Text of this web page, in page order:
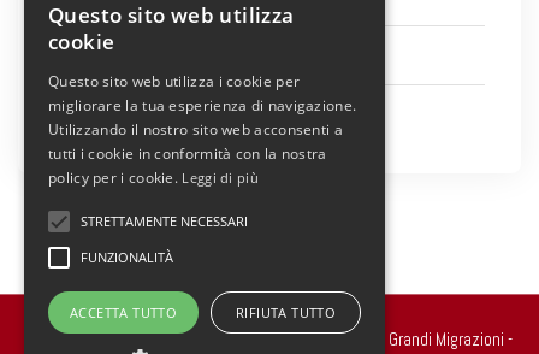
Agosto 2022
Luglio 2022
Copyright 2022 © all rights reserved. - Centro Studi Grandi Migrazioni -
Questo sito web utilizza
cookie
Questo sito web utilizza i cookie per
migliorare la tua esperienza di navigazione.
Utilizzando il nostro sito web acconsenti a
tutti i cookie in conformità con la nostra
policy per i cookie. Leggi di più
STRETTAMENTE NECESSARI
FUNZIONALITÀ
ACCETTA TUTTO RIFIUTA TUTTO